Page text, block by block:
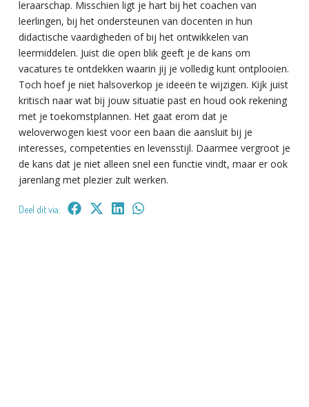
leraarschap. Misschien ligt je hart bij het coachen van
leerlingen, bij het ondersteunen van docenten in hun
didactische vaardigheden of bij het ontwikkelen van
leermiddelen. Juist die open blik geeft je de kans om
vacatures te ontdekken waarin jij je volledig kunt ontplooien.
Toch hoef je niet halsoverkop je ideeën te wijzigen. Kijk juist
kritisch naar wat bij jouw situatie past en houd ook rekening
met je toekomstplannen. Het gaat erom dat je
weloverwogen kiest voor een baan die aansluit bij je
interesses, competenties en levensstijl. Daarmee vergroot je
de kans dat je niet alleen snel een functie vindt, maar er ook
jarenlang met plezier zult werken.
Deel dit via: